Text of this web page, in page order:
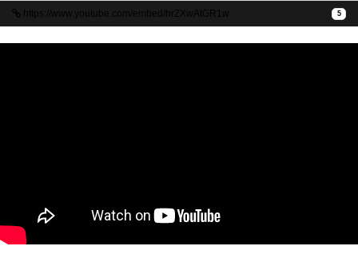
5
https://www.youtube.com/embed/hrZXwAtGR1w